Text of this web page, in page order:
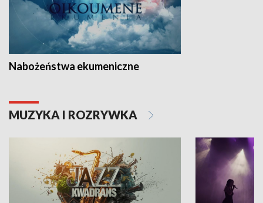
Nabożeństwa ekumeniczne
MUZYKA I ROZRYWKA